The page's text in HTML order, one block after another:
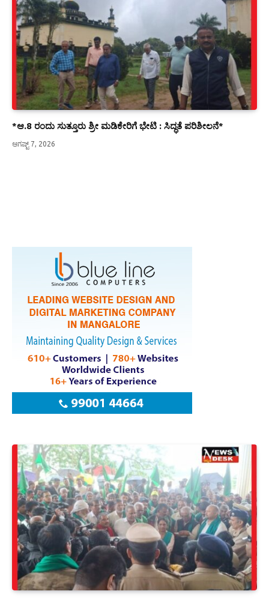
*ಆ.8 ರಂದು ಸುತ್ತೂರು ಶ್ರೀ ಮಡಿಕೇರಿಗೆ ಭೇಟಿ : ಸಿದ್ಧತೆ ಪರಿಶೀಲನೆ*
ಆಗಷ್ಟ್ 7, 2026